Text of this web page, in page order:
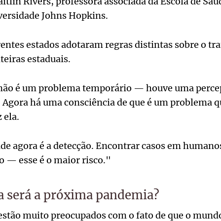
Johns Hopkins.
estados adotaram regras distintas sobre o
estaduais.
é um problema temporário — houve uma
há uma consciência de que é um problema
ela.
agora é a detecção. Encontrar casos em
— esse é o maior risco."
será a próxima pandemia?
muito preocupados com o fato de que o